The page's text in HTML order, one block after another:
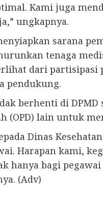
Kami juga
ungkapnya.
sarana
tenaga
dari
pendukung.
berhenti di DPMD
(OPD) lain untuk
Dinas
Harapan kami,
hanya bagi
(Adv)